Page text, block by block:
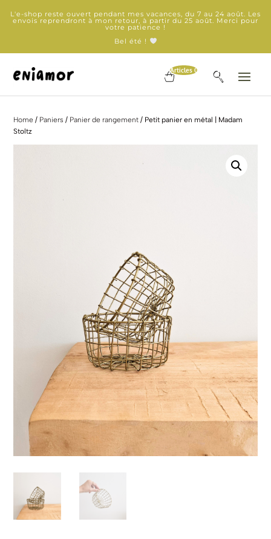
L'e-shop reste ouvert pendant mes vacances, du 7 au 24 août. Les
envois reprendront à mon retour, à partir du 25 août. Merci pour
votre patience !
Bel été !
Articles 0
Home / Paniers / Panier de rangement / Petit panier en métal | Madam
Stoltz